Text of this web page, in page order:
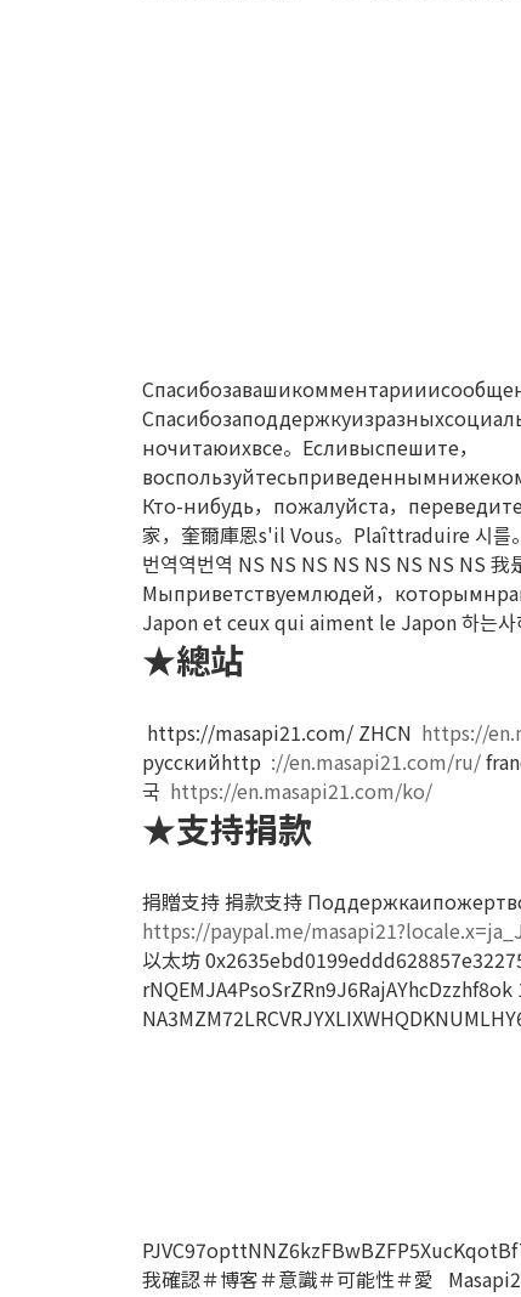
ночитаюихвсе。Есливыспешите，
Кто-нибудь，пожалуйста，
家，奎爾庫恩s'il Vous。Plaîttraduire 시를
번역역번역 NS NS NS NS NS NS NS NS 我
Мыприветствуемлюдей，
Japon et ceux qui aiment le Japon하는
★總站
https://masapi21.com/ ZHCN https://
русскийhttp ://en.masapi21.com/ru/
국 https://en.masapi21.com/ko/
★支持捐款
捐贈支持捐款支持
https://paypal.me/
以太坊
rNQEMJA4PsoSrZRn9J6RajAYhcDzzhf8ok
我確認＃博客＃意識＃可能性＃愛